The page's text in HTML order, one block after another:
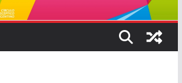
terminar a los golpes)
Somos menos capaces de lo que